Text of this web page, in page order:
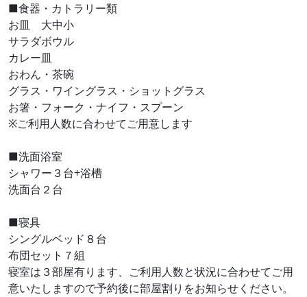
■食器・カトラリー類
お皿 大中小
サラダボウル
カレー皿
おわん・茶碗
グラス・ワイングラス・ショットグラス
お箸・フォーク・ナイフ・スプーン
※ご利用人数に合わせてご用意します
■洗面浴室
シャワー３台+浴槽
洗面台２台
■寝具
シングルベッド８台
布団セット７組
寝室は３部屋有ります、ご利用人数と状況に合わせてご用
意いたしますので予約後に部屋割りをお知らせください。